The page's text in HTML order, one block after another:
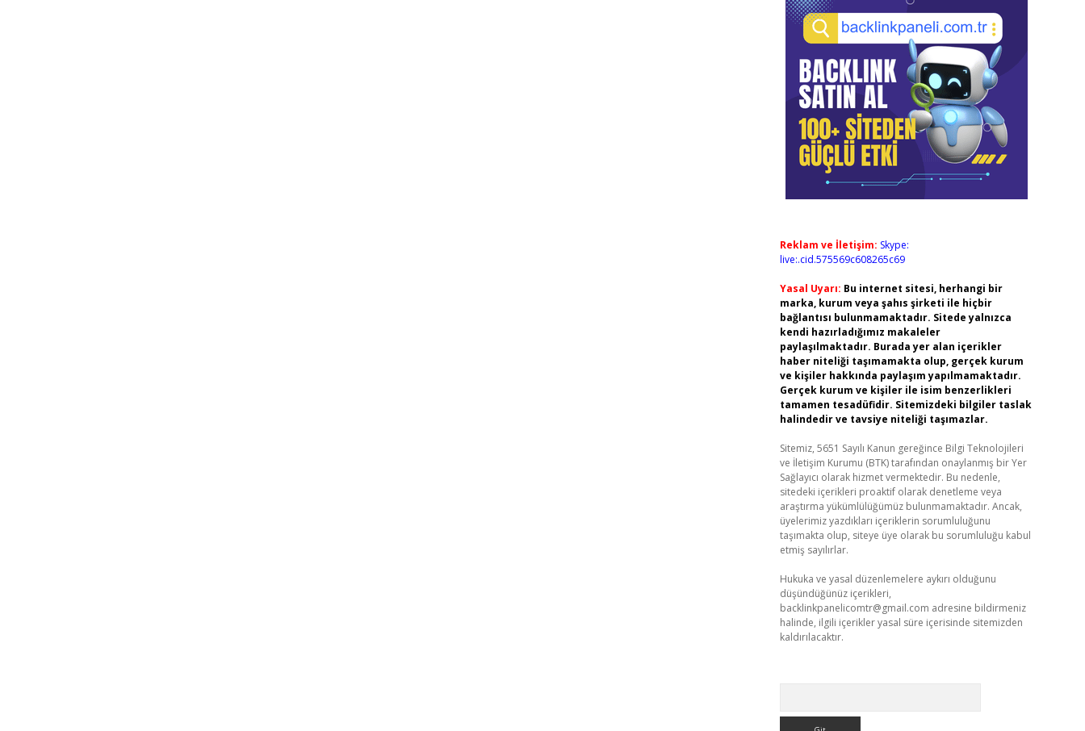
Reklam ve İletişim: Skype:
live:.cid.575569c608265c69
Yasal Uyarı: Bu internet sitesi, herhangi bir
marka, kurum veya şahıs şirketi ile hiçbir
bağlantısı bulunmamaktadır. Sitede yalnızca
kendi hazırladığımız makaleler
paylaşılmaktadır. Burada yer alan içerikler
haber niteliği taşımamakta olup, gerçek kurum
ve kişiler hakkında paylaşım yapılmamaktadır.
Gerçek kurum ve kişiler ile isim benzerlikleri
tamamen tesadüfidir. Sitemizdeki bilgiler taslak
halindedir ve tavsiye niteliği taşımazlar.
Sitemiz, 5651 Sayılı Kanun gereğince Bilgi Teknolojileri
ve İletişim Kurumu (BTK) tarafından onaylanmış bir Yer
Sağlayıcı olarak hizmet vermektedir. Bu nedenle,
sitedeki içerikleri proaktif olarak denetleme veya
araştırma yükümlülüğümüz bulunmamaktadır. Ancak,
üyelerimiz yazdıkları içeriklerin sorumluluğunu
taşımakta olup, siteye üye olarak bu sorumluluğu kabul
etmiş sayılırlar.
Hukuka ve yasal düzenlemelere aykırı olduğunu
düşündüğünüz içerikleri,
backlinkpanelicomtr@gmail.com adresine bildirmeniz
halinde, ilgili içerikler yasal süre içerisinde sitemizden
kaldırılacaktır.